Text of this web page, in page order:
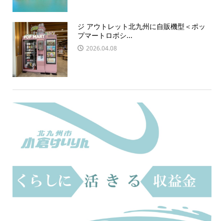
ジ アウトレット北九州に自販機型＜ポッ
プマートロボシ...
2026.04.08